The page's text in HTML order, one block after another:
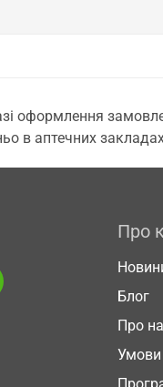
оформлення
в аптечних
Про
Блог
Про
Умови